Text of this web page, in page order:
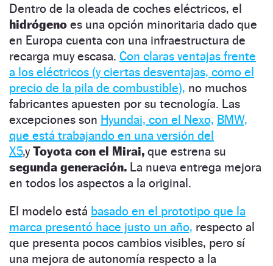
Dentro de la oleada de coches eléctricos, el
hidrógeno es una opción minoritaria dado que
en Europa cuenta con una infraestructura de
recarga muy escasa. Con claras ventajas frente
a los eléctricos (y ciertas desventajas, como el
precio de la pila de combustible), no muchos
fabricantes apuesten por su tecnología. Las
excepciones son Hyundai, con el Nexo, BMW,
que está trabajando en una versión del
X5,yToyota con el Mirai, que estrena su
segunda generación. La nueva entrega mejora
en todos los aspectos a la original.
El modelo está basado en el prototipo que la
marca presentó hace justo un año, respecto al
que presenta pocos cambios visibles, pero sí
una mejora de autonomía respecto a la